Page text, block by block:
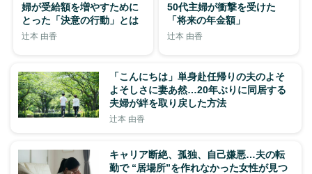
婦が受給額を増やすために
とった「決意の行動」とは
辻本 由香
50代主婦が衝撃を受けた
「将来の年金額」
辻本 由香
「こんにちは」単身赴任帰りの夫のよそ
よそしさに妻あ然…20年ぶりに同居する
夫婦が絆を取り戻した方法
辻本 由香
キャリア断絶、孤独、自己嫌悪…夫の転
勤で “居場所”を作れなかった女性が見つ